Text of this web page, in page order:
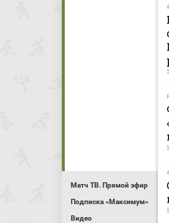
Матч ТВ. Прямой эфир
Подписка «Максимум»
Видео